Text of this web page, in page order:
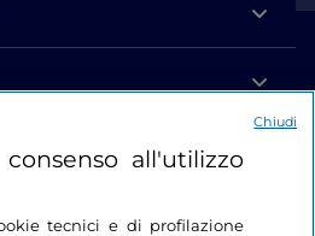
all'utilizzo
tecnici e di profilazione
Chiudi